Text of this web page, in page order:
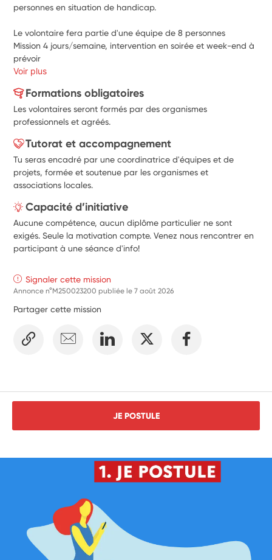
personnes en situation de handicap.
Le volontaire fera partie d'une équipe de 8 personnes
Mission 4 jours/semaine, intervention en soirée et week-end à
prévoir
Voir plus
Formations obligatoires
Les volontaires seront formés par des organismes
professionnels et agréés.
Tutorat et accompagnement
Tu seras encadré par une coordinatrice d'équipes et de
projets, formée et soutenue par les organismes et
associations locales.
Capacité d’initiative
Aucune compétence, aucun diplôme particulier ne sont
exigés. Seule la motivation compte. Venez nous rencontrer en
participant à une séance d'info!
Signaler cette mission
Annonce n°M250023200 publiée le7 août 2026
Partager cette mission
JE POSTULE